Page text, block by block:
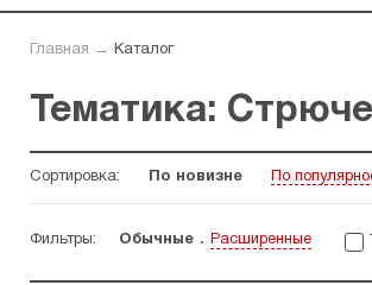
Главная → Каталог
Тематика:
Сортировка: По новизне По
Фильтры: Обычные Расширенные